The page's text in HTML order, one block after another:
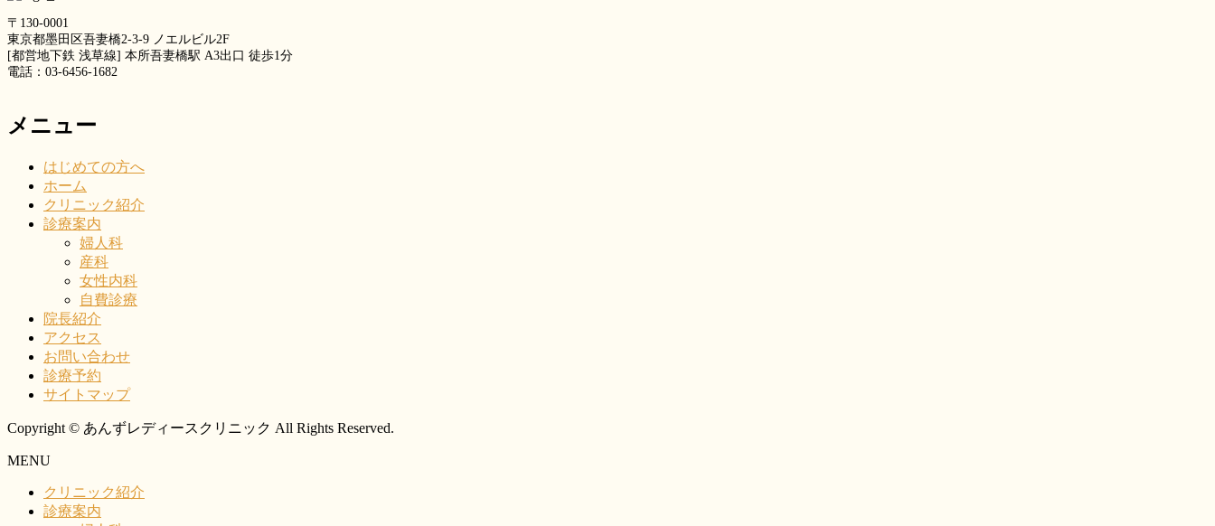
〒130-0001
東京都墨田区吾妻橋2-3-9 ノエルビル2F
[都営地下鉄 浅草線] 本所吾妻橋駅 A3出口 徒歩1分
電話：03-6456-1682
メニュー
はじめての方へ
ホーム
クリニック紹介
診療案内
婦人科
産科
女性内科
自費診療
院長紹介
アクセス
お問い合わせ
診療予約
サイトマップ
Copyright © あんずレディースクリニック All Rights Reserved.
MENU
クリニック紹介
診療案内